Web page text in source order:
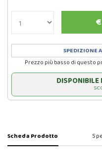
€
SPEDIZIONE
Prezzo più basso di questo
DISPONIBILE
Scheda Prodotto